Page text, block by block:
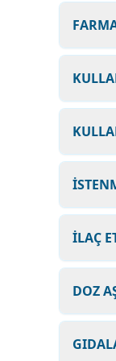
İLAÇ
DOZ